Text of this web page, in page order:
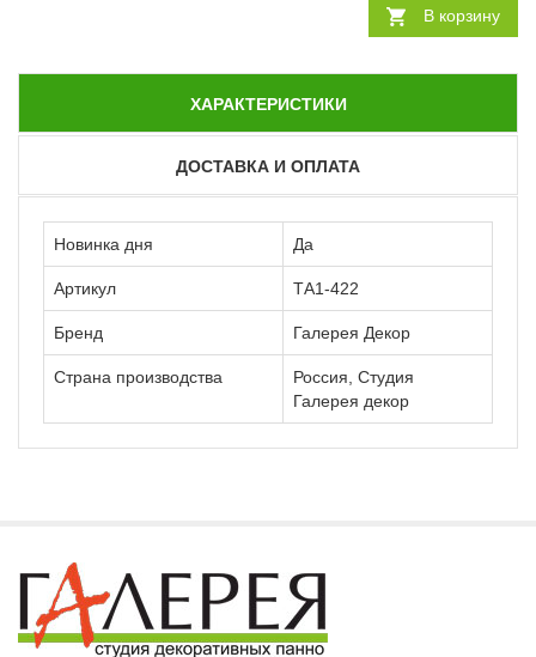
В корзину
ХАРАКТЕРИСТИКИ
ДОСТАВКА И ОПЛАТА
Новинка дня Да
Артикул ТА1-422
Бренд Галерея Декор
Страна производства
Россия, Студия
Галерея декор